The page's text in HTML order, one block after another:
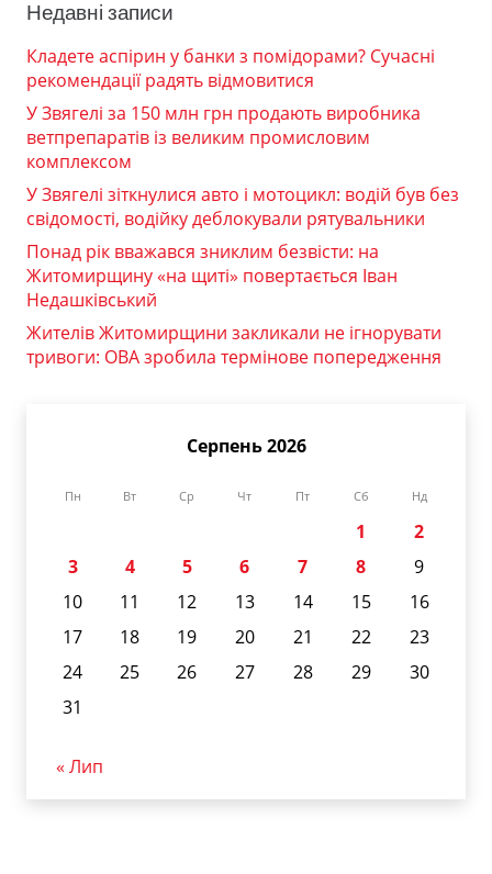
Недавні записи
Кладете аспірин у банки з помідорами? Сучасні
рекомендації радять відмовитися
У Звягелі за 150 млн грн продають виробника
ветпрепаратів із великим промисловим
комплексом
У Звягелі зіткнулися авто і мотоцикл: водій був без
свідомості, водійку деблокували рятувальники
Понад рік вважався зниклим безвісти: на
Житомирщину «на щиті» повертається Іван
Недашківський
Жителів Житомирщини закликали не ігнорувати
тривоги: ОВА зробила термінове попередження
Серпень 2026
Пн Вт Ср Чт Пт Сб Нд
1
2
3
4 5 6 7 8
9
10
11 12 13 14 15
16
17
18 19 20 21 22
23
24
25 26 27 28 29
30
31
« Лип